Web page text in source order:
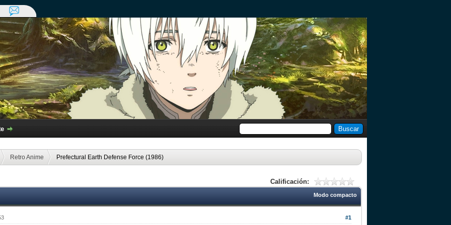
Retro Anime Prefectural Earth Defense Force (1986)
Calificación:
Modo compacto
#1